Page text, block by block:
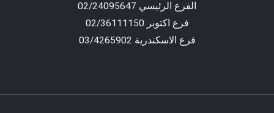
الفرع الرئيسي 02/24095647
فرع اكتوبر 02/36111150
فرع الاسكندرية 03/4265902